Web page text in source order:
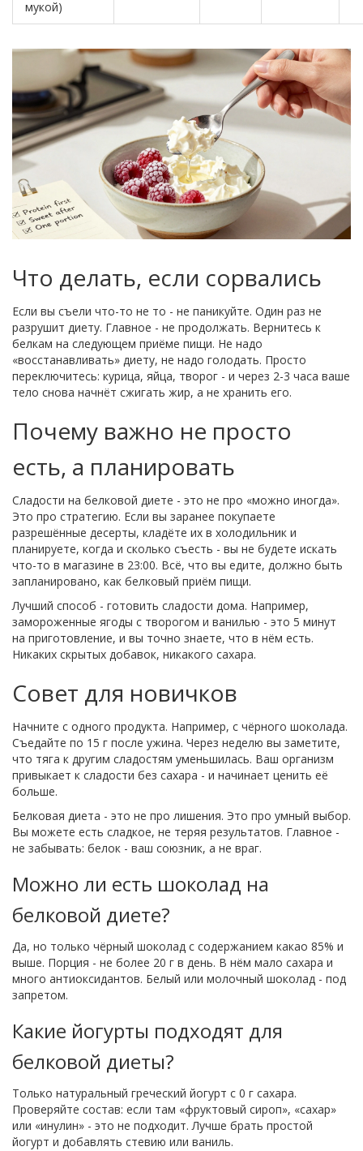
мукой)
Что делать, если сорвались
Если вы съели что-то не то - не паникуйте. Один раз не
разрушит диету. Главное - не продолжать. Вернитесь к
белкам на следующем приёме пищи. Не надо
«восстанавливать» диету, не надо голодать. Просто
переключитесь: курица, яйца, творог - и через 2-3 часа ваше
тело снова начнёт сжигать жир, а не хранить его.
Почему важно не просто
есть, а планировать
Сладости на белковой диете - это не про «можно иногда».
Это про стратегию. Если вы заранее покупаете
разрешённые десерты, кладёте их в холодильник и
планируете, когда и сколько съесть - вы не будете искать
что-то в магазине в 23:00. Всё, что вы едите, должно быть
запланировано, как белковый приём пищи.
Лучший способ - готовить сладости дома. Например,
замороженные ягоды с творогом и ванилью - это 5 минут
на приготовление, и вы точно знаете, что в нём есть.
Никаких скрытых добавок, никакого сахара.
Совет для новичков
Начните с одного продукта. Например, с чёрного шоколада.
Съедайте по 15 г после ужина. Через неделю вы заметите,
что тяга к другим сладостям уменьшилась. Ваш организм
привыкает к сладости без сахара - и начинает ценить её
больше.
Белковая диета - это не про лишения. Это про умный выбор.
Вы можете есть сладкое, не теряя результатов. Главное -
не забывать: белок - ваш союзник, а не враг.
Можно ли есть шоколад на
белковой диете?
Да, но только чёрный шоколад с содержанием какао 85% и
выше. Порция - не более 20 г в день. В нём мало сахара и
много антиоксидантов. Белый или молочный шоколад - под
запретом.
Какие йогурты подходят для
белковой диеты?
Только натуральный греческий йогурт с 0 г сахара.
Проверяйте состав: если там «фруктовый сироп», «сахар»
или «инулин» - это не подходит. Лучше брать простой
йогурт и добавлять стевию или ваниль.